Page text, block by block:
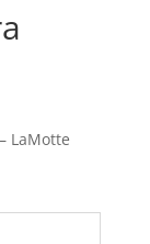
LaMotte